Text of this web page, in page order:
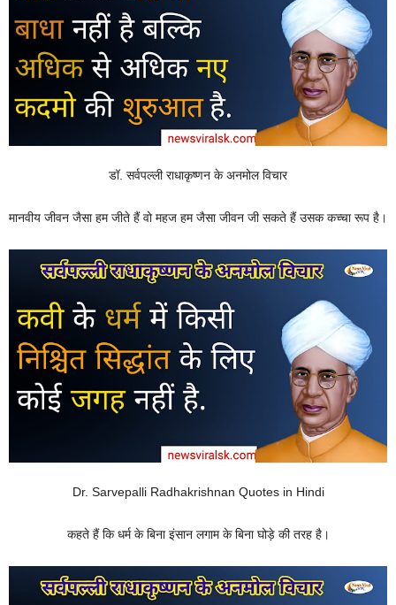
डॉ. सर्वपल्ली राधाकृष्णन के अनमोल विचार
मानवीय जीवन जैसा हम जीते हैं वो महज हम जैसा जीवन जी सकते हैं उसक कच्चा रूप है।
Dr. Sarvepalli Radhakrishnan Quotes in Hindi
कहते हैं कि धर्म के बिना इंसान लगाम के बिना घोड़े की तरह है।